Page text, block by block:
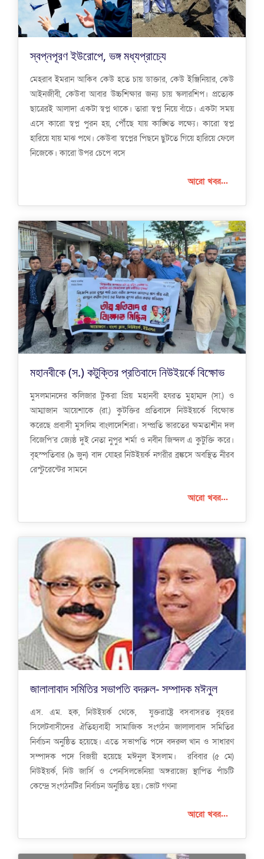
স্বপ্নপূরণ ইউরোপে, ভঙ্গ মধ্যপ্রাচ্যে
মেহরাব ইমরান আকিব কেউ হতে চায় ডাক্তার, কেউ ইঞ্জিনিয়ার, কেউ
আইনজীবী, কেউবা আবার উচ্চশিক্ষার জন্য চায় স্কলারশিপ। প্রত্যেক
ছাত্রেরই আলাদা একটা স্বপ্ন থাকে। তারা স্বপ্ন নিয়ে বাঁচে। একটা সময়
এসে কারো স্বপ্ন পুরন হয়, পৌঁছে যায় কাঙ্খিত লক্ষ্যে। কারো স্বপ্ন
হারিয়ে যায় মাঝ পথে। কেউবা স্বপ্নের পিছনে ছুটতে গিয়ে হারিয়ে ফেলে
নিজেকে। কারো উপর চেপে বসে
আরো খবর...
মহানবীকে (স.) কটুক্তির প্রতিবাদে নিউইয়র্কে বিক্ষোভ
মুসলমানদের কলিজার টুকরা প্রিয় মহানবী হযরত মুহাম্মদ (সা.) ও
আম্মাজান আয়েশাকে (রা.) কুটক্তির প্রতিবাদে নিউইয়র্কে বিক্ষোভ
করেছে প্রবাসী মুসলিম বাংলাদেশিরা। সম্প্রতি ভারতের ক্ষমতাশীন দল
বিজেপি’র জ্যেষ্ঠ দুই নেতা নুপুর শর্মা ও নবীন জিন্দল এ কুটুক্তি করে।
বৃহস্পতিবার (৯ জুন) বাদ যোহর নিউইয়র্ক নগরীর ব্রঙ্কসে অবস্থিত নীরব
রেস্টুরেন্টের সামনে
আরো খবর...
জালালাবাদ সমিতির সভাপতি বদরুল- সম্পাদক মঈনুল
এস. এম. হক, নিউইয়র্ক থেকে, যুক্তরাষ্ট্রে বসবাসরত বৃহত্তর
সিলেটবাসীদের ঐতিহ্যবাহী সামাজিক সংগঠন জালালাবাদ সমিতির
নির্বাচন অনুষ্ঠিত হয়েছে। এতে সভাপতি পদে বদরুল খান ও সাধারণ
সম্পাদক পদে বিজয়ী হয়েছে মঈনুল ইসলাম। রবিবার (৫ মে)
নিউইয়র্ক, নিউ জার্সি ও পেনসিলভেনিয়া অঙ্গরাজ্যে স্থাপিত পাঁচটি
কেন্দ্রে সংগঠনটির নির্বাচন অনুষ্ঠিত হয়। ভোট গণনা
আরো খবর...